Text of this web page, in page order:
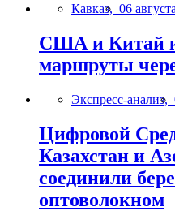
Кавказ, 06
США и Китай
маршруты
Экспресс-анализ,
Цифровой
Казахстан и
соединили
оптоволокном